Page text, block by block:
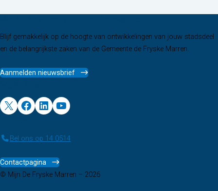
Blijf gemakkelijk op de hoogte van ontwikkelingen van jouw stadsdeel
en de belangrijkste zaken van de Gemeente de Fryske Marren.
Aanmelden nieuwsbrief
X Facebook LinkedIn YouTube
Bel ons op 14 0514
Contactpagina
© Mijn De Fryske Marren – 2026